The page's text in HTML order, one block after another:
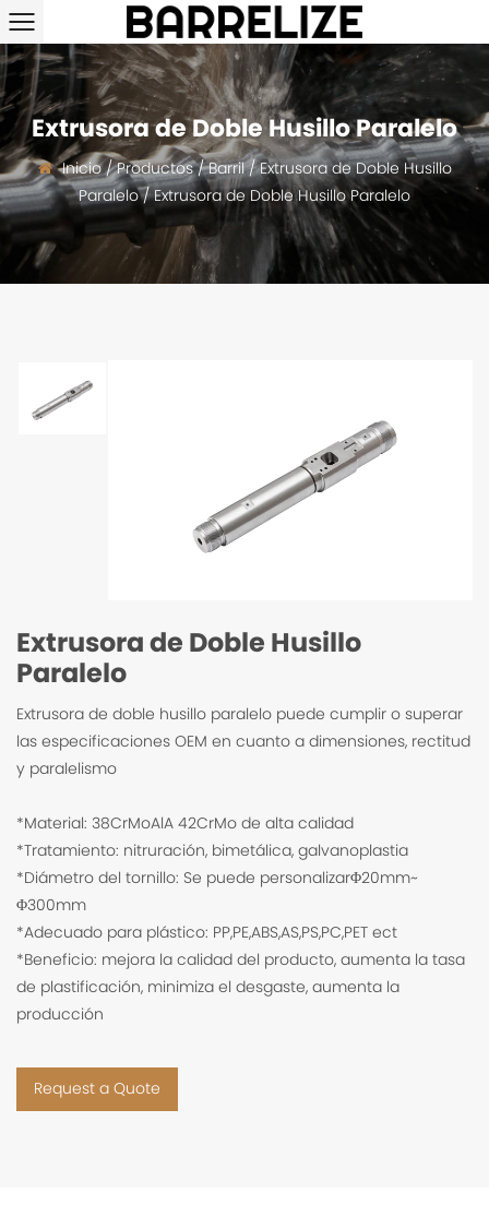
Extrusora de Doble Husillo Paralelo
Inicio/Productos/Barril/Extrusora de Doble Husillo
Paralelo/Extrusora de Doble Husillo Paralelo
Extrusora de Doble Husillo
Paralelo
Extrusora de doble husillo paralelo puede cumplir o superar
las especificaciones OEM en cuanto a dimensiones, rectitud
y paralelismo
*Material: 38CrMoAlA 42CrMo de alta calidad
*Tratamiento: nitruración, bimetálica, galvanoplastia
*Diámetro del tornillo: Se puede personalizarΦ20mm~
Φ300mm
*Adecuado para plástico: PP,PE,ABS,AS,PS,PC,PET ect
*Beneficio: mejora la calidad del producto, aumenta la tasa
de plastificación, minimiza el desgaste, aumenta la
producción
Request a Quote